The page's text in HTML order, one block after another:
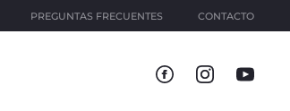
PREGUNTAS FRECUENTES CONTACTO